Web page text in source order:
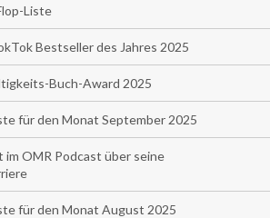
Liste
Bestseller des Jahres 2025
Buch-Award 2025
für den Monat September 2025
im OMR Podcast über seine
für den Monat August 2025